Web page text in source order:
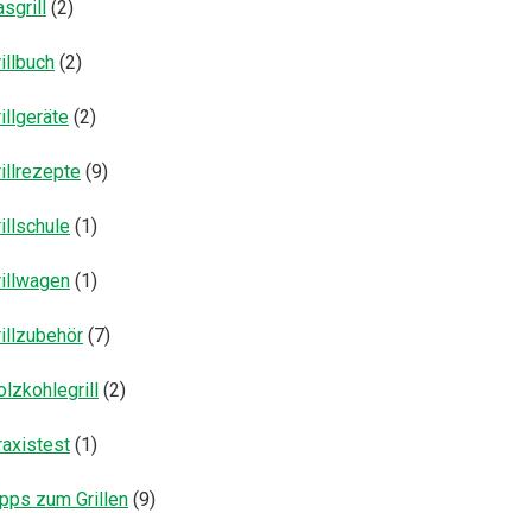
(2)
(2)
(2)
(9)
(1)
(1)
(7)
(2)
(1)
zum Grillen (9)